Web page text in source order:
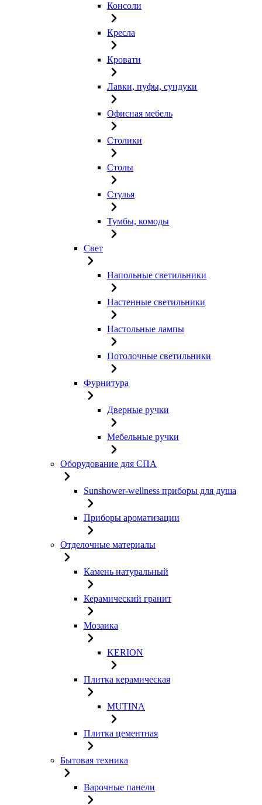
Консоли
Кресла
Кровати
Лавки, пуфы, сундуки
Офисная мебель
Столики
Столы
Стулья
Тумбы, комоды
Свет
Напольные светильники
Настенные светильники
Настольные лампы
Потолочные светильники
Фурнитура
Дверные ручки
Мебельные ручки
Оборудование для СПА
Sunshower-wellness приборы для душа
Приборы ароматизации
Отделочные материалы
Камень натуральный
Керамический гранит
Мозаика
KERION
Плитка керамическая
MUTINA
Плитка цементная
Бытовая техника
Варочные панели